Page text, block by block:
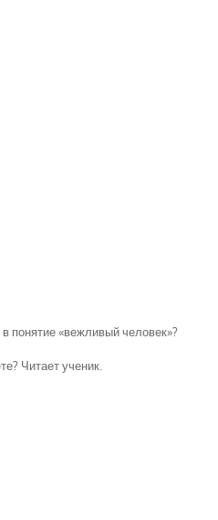
понятие «вежливый человек»?
Читает ученик.